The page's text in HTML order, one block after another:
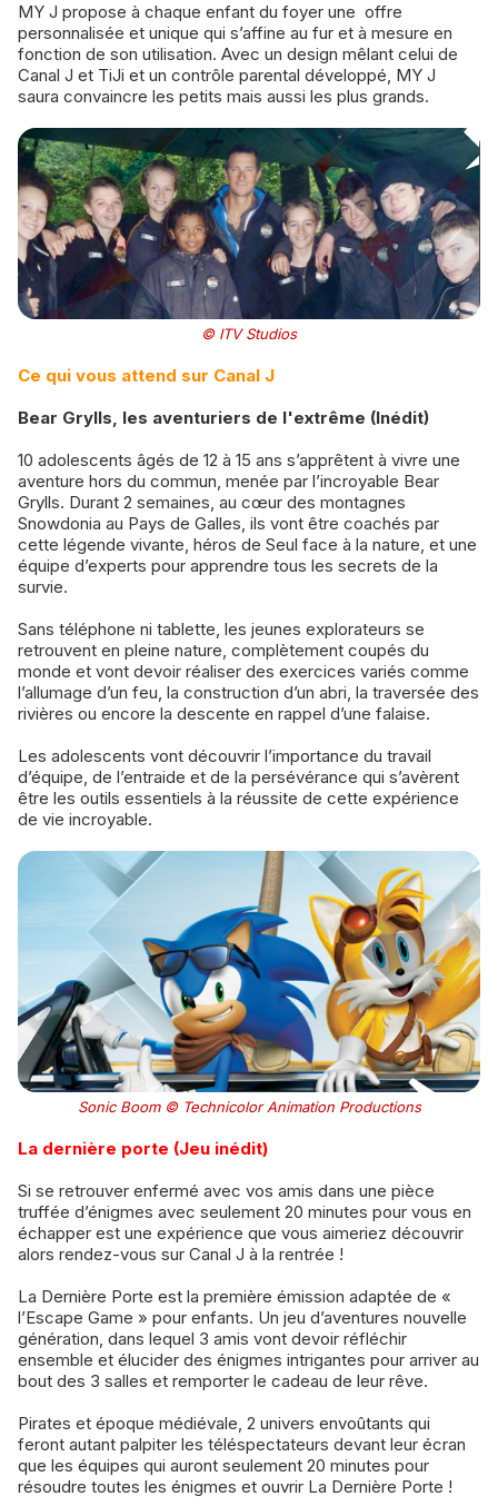
MY J propose à chaque enfant du foyer une offre
personnalisée et unique qui s’affine au fur et à mesure en
fonction de son utilisation. Avec un design mêlant celui de
Canal J et TiJi et un contrôle parental développé, MY J
saura convaincre les petits mais aussi les plus grands.
© ITV Studios
Ce qui vous attend sur Canal J
Bear Grylls, les aventuriers de l'extrême (Inédit)
10 adolescents âgés de 12 à 15 ans s’apprêtent à vivre une
aventure hors du commun, menée par l’incroyable Bear
Grylls. Durant 2 semaines, au cœur des montagnes
Snowdonia au Pays de Galles, ils vont être coachés par
cette légende vivante, héros de Seul face à la nature, et une
équipe d’experts pour apprendre tous les secrets de la
survie.
Sans téléphone ni tablette, les jeunes explorateurs se
retrouvent en pleine nature, complètement coupés du
monde et vont devoir réaliser des exercices variés comme
l’allumage d’un feu, la construction d’un abri, la traversée des
rivières ou encore la descente en rappel d’une falaise.
Les adolescents vont découvrir l’importance du travail
d’équipe, de l’entraide et de la persévérance qui s’avèrent
être les outils essentiels à la réussite de cette expérience
de vie incroyable.
Sonic Boom © Technicolor Animation Productions
La dernière porte (Jeu inédit)
Si se retrouver enfermé avec vos amis dans une pièce
truffée d’énigmes avec seulement 20 minutes pour vous en
échapper est une expérience que vous aimeriez découvrir
alors rendez-vous sur Canal J à la rentrée !
La Dernière Porte est la première émission adaptée de «
l’Escape Game » pour enfants. Un jeu d’aventures nouvelle
génération, dans lequel 3 amis vont devoir réfléchir
ensemble et élucider des énigmes intrigantes pour arriver au
bout des 3 salles et remporter le cadeau de leur rêve.
Pirates et époque médiévale, 2 univers envoûtants qui
feront autant palpiter les téléspectateurs devant leur écran
que les équipes qui auront seulement 20 minutes pour
résoudre toutes les énigmes et ouvrir La Dernière Porte !